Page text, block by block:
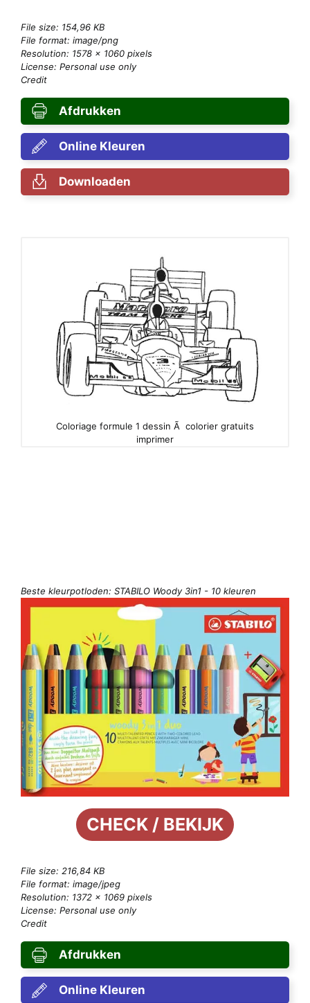
File size: 154,96 KB
File format: image/png
Resolution: 1578 × 1060 pixels
License: Personal use only
Credit
Afdrukken
Online Kleuren
Downloaden
Coloriage formule 1 dessin Ã colorier gratuits
imprimer
Beste kleurpotloden: STABILO Woody 3in1 - 10 kleuren
CHECK / BEKIJK
File size: 216,84 KB
File format: image/jpeg
Resolution: 1372 × 1069 pixels
License: Personal use only
Credit
Afdrukken
Online Kleuren